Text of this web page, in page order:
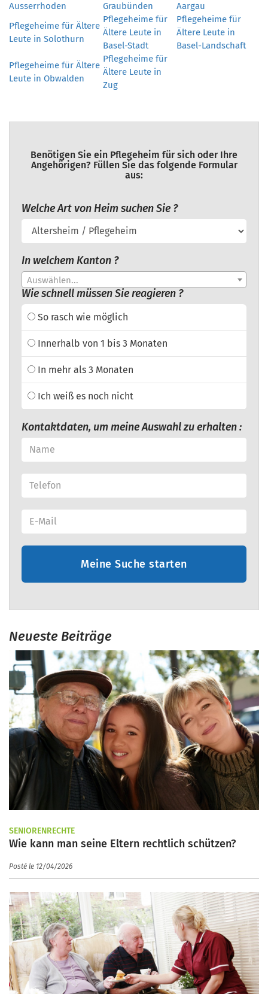
Ausserrhoden Graubünden
Aargau
Pflegeheime für Ältere
Leute in Solothurn
Pflegeheime für
Ältere Leute in
Basel-Stadt
Pflegeheime für
Ältere Leute in
Basel-Landschaft
Pflegeheime für Ältere
Leute in Obwalden
Pflegeheime für
Ältere Leute in
Zug
Benötigen Sie ein Pflegeheim für sich oder Ihre
Angehörigen? Füllen Sie das folgende Formular
aus:
Welche Art von Heim suchen Sie ?
In welchem Kanton ?
Auswählen...
Wie schnell müssen Sie reagieren ?
So rasch wie möglich
Innerhalb von 1 bis 3 Monaten
In mehr als 3 Monaten
Ich weiß es noch nicht
Kontaktdaten, um meine Auswahl zu erhalten :
Meine Suche starten
Neueste Beiträge
SENIORENRECHTE
Wie kann man seine Eltern rechtlich schützen?
Posté le 12/04/2026